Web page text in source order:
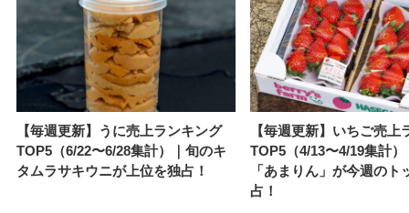
【毎週更新】うに売上ランキング
TOP5（6/22〜6/28集計）｜旬のキ
タムラサキウニが上位を独占！
【毎週更新】いちご売上
TOP5（4/13〜4/19集計
「あまりん」が今週のト
占！